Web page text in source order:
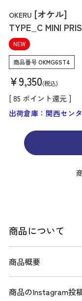
OKERU [オケル]
TYPE_C MINI
NEW
商品番号OKMG6ST4
¥9,350 税込
[85 ポイント還元 ]
出荷倉庫：関西セン
商品について
商品概要
商品のInstagram投